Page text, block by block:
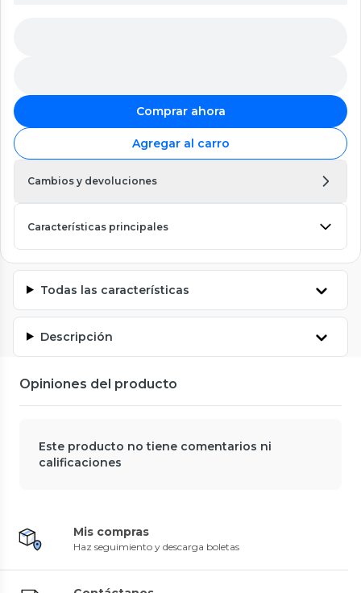
Comprar ahora
Agregar al carro
Cambios y devoluciones
Características principales
Todas las características
Descripción
Opiniones del producto
Este producto no tiene comentarios ni
calificaciones
Mis compras
Haz seguimiento y descarga boletas